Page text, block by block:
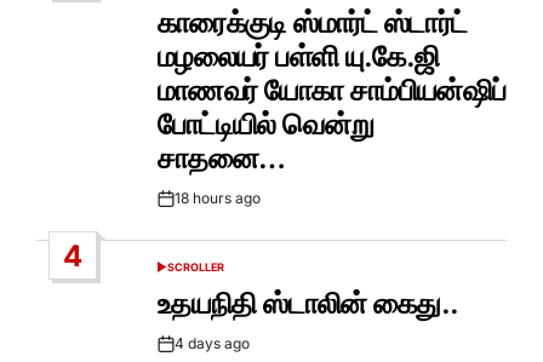
காரைக்குடி ஸ்மார்ட் ஸ்டார்ட்
மழலையர் பள்ளி யு.கே.ஜி
மாணவர் யோகா சாம்பியன்ஷிப்
போட்டியில் வென்று
சாதனை…
Post18 hours ago
4
POSTED
SCROLLER
உதயநிதி ஸ்டாலின் கைது..
Post4 days ago